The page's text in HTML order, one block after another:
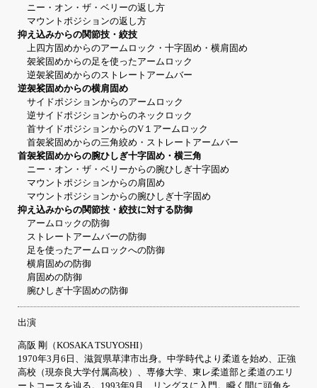
ニー・オン・ザ・ベリーの返し方
マウントポジションの返し方
抑え込みからの関節技・絞技
上四方固めからのアームロック・十字固め・横肩固め
袈裟固めからの足を使ったアームロック
逆袈裟固めからのストレートアームバー
逆袈裟固めからの横肩固め
サイドポジションからのアームロック
逆サイドポジションからのネックロック
首サイドポジションからのV１アームロック
首袈裟固めからの三角絞め・ストレートアームバー
首袈裟固めからの腕ひしぎ十字固め・横三角
ニー・オン・ザ・ベリーからの腕ひしぎ十字固め
マウントポジションからの肩固め
マウントポジションからの腕ひしぎ十字固め
抑え込みからの関節技・絞技に対する防御
アームロックの防御
ストレートアームバーの防御
足を使ったアームロックへの防御
横肩固めの防御
肩固めの防御
腕ひしぎ十字固めの防御
出演
高阪 剛（KOSAKA TSUYOSHI）
1970年3月6日、滋賀県草津市出身。中学時代より柔道を始め、正強
高校（現奈良大学付属高校）、専修大学、東レ柔道部と柔道のエリ
ートコースを辿る。1993年9月、リングスに入門。瞬く間に頭角を